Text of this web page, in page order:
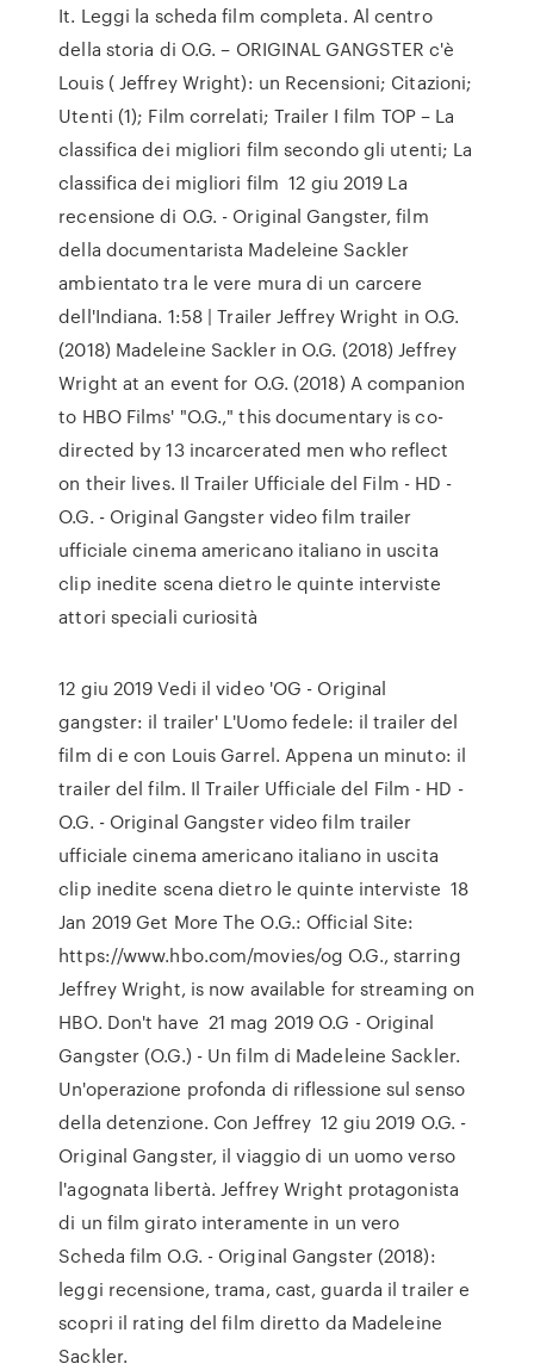
It. Leggi la scheda film completa. Al centro
della storia di O.G. – ORIGINAL GANGSTER c'è
Louis ( Jeffrey Wright): un Recensioni; Citazioni;
Utenti (1); Film correlati; Trailer I film TOP – La
classifica dei migliori film secondo gli utenti; La
classifica dei migliori film 12 giu 2019 La
recensione di O.G. - Original Gangster, film
della documentarista Madeleine Sackler
ambientato tra le vere mura di un carcere
dell'Indiana. 1:58 | Trailer Jeffrey Wright in O.G.
(2018) Madeleine Sackler in O.G. (2018) Jeffrey
Wright at an event for O.G. (2018) A companion
to HBO Films' "O.G.," this documentary is co-
directed by 13 incarcerated men who reflect
on their lives. Il Trailer Ufficiale del Film - HD -
O.G. - Original Gangster video film trailer
ufficiale cinema americano italiano in uscita
clip inedite scena dietro le quinte interviste
attori speciali curiosità
12 giu 2019 Vedi il video 'OG - Original
gangster: il trailer' L'Uomo fedele: il trailer del
film di e con Louis Garrel. Appena un minuto: il
trailer del film. Il Trailer Ufficiale del Film - HD -
O.G. - Original Gangster video film trailer
ufficiale cinema americano italiano in uscita
clip inedite scena dietro le quinte interviste 18
Jan 2019 Get More The O.G.: Official Site:
https://www.hbo.com/movies/og O.G., starring
Jeffrey Wright, is now available for streaming on
HBO. Don't have 21 mag 2019 O.G - Original
Gangster (O.G.) - Un film di Madeleine Sackler.
Un'operazione profonda di riflessione sul senso
della detenzione. Con Jeffrey 12 giu 2019 O.G. -
Original Gangster, il viaggio di un uomo verso
l'agognata libertà. Jeffrey Wright protagonista
di un film girato interamente in un vero
Scheda film O.G. - Original Gangster (2018):
leggi recensione, trama, cast, guarda il trailer e
scopri il rating del film diretto da Madeleine
Sackler.